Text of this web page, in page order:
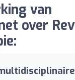
van
over